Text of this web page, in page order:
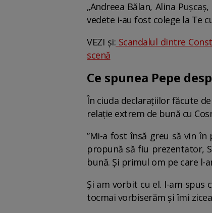
„Andreea Bălan, Alina
vedete i-au fost colege la Te
VEZI și: Scandalul dintre
scenă
Ce spunea Pepe
În ciuda declarațiilor făcute
relație extrem de bună cu
”Mi-a fost însă greu să vin
propună să fiu prezentator,
bună. Și primul om pe care l-
Și am vorbit cu el. I-am spus
tocmai vorbiserăm și îmi